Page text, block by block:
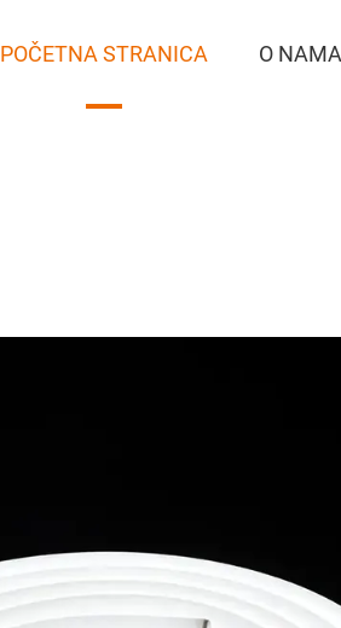
POČETNA STRANICA O NAMA